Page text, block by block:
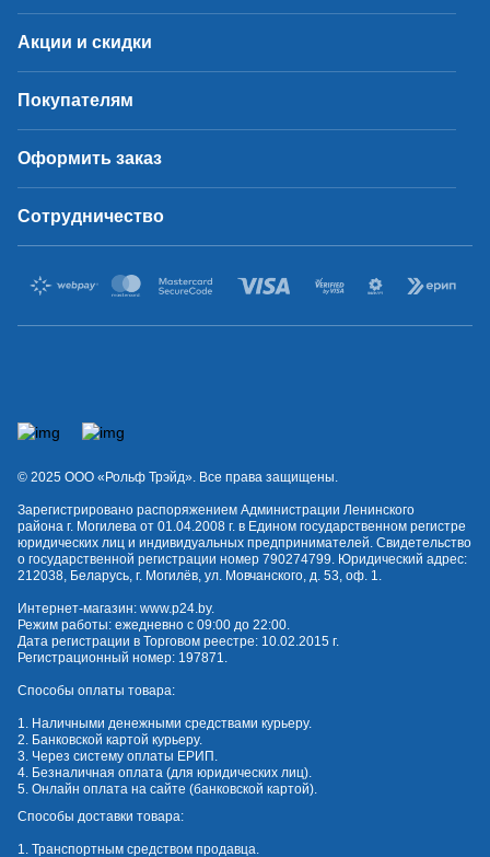
Акции и скидки
Покупателям
Оформить заказ
Сотрудничество
© 2025 OOO «Рольф Трэйд». Все права защищены.
Зарегистрировано распоряжением Администрации Ленинского
района г. Могилева от 01.04.2008 г. в Едином государственном регистре
юридических лиц и индивидуальных предпринимателей. Свидетельство
о государственной регистрации номер 790274799. Юридический адрес:
212038, Беларусь, г. Могилёв, ул. Мовчанского, д. 53, оф. 1.
Интернет-магазин: www.p24.by.
Режим работы: ежедневно с 09:00 до 22:00.
Дата регистрации в Торговом реестре: 10.02.2015 г.
Регистрационный номер: 197871.
Способы оплаты товара:
1. Наличными денежными средствами курьеру.
2. Банковской картой курьеру.
3. Через систему оплаты ЕРИП.
4. Безналичная оплата (для юридических лиц).
5. Онлайн оплата на сайте (банковской картой).
Способы доставки товара:
1. Транспортным средством продавца.